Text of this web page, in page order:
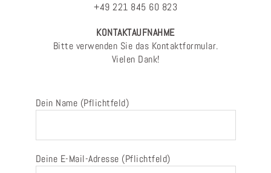
+49 221 845 60 823
KONTAKTAUFNAHME
Bitte verwenden Sie das Kontaktformular.
Vielen Dank!
Dein Name (Pflichtfeld)
Deine E-Mail-Adresse (Pflichtfeld)